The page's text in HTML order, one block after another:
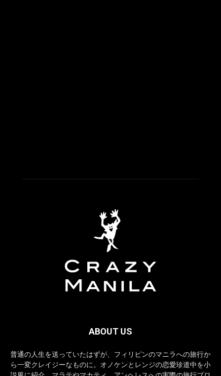
ABOUT US
普通の人生を送っていたはずが、フィリピンのマニラへの旅行か
ら一変クレイジーなものに。オノケンとレンジの恋愛珍道中を小